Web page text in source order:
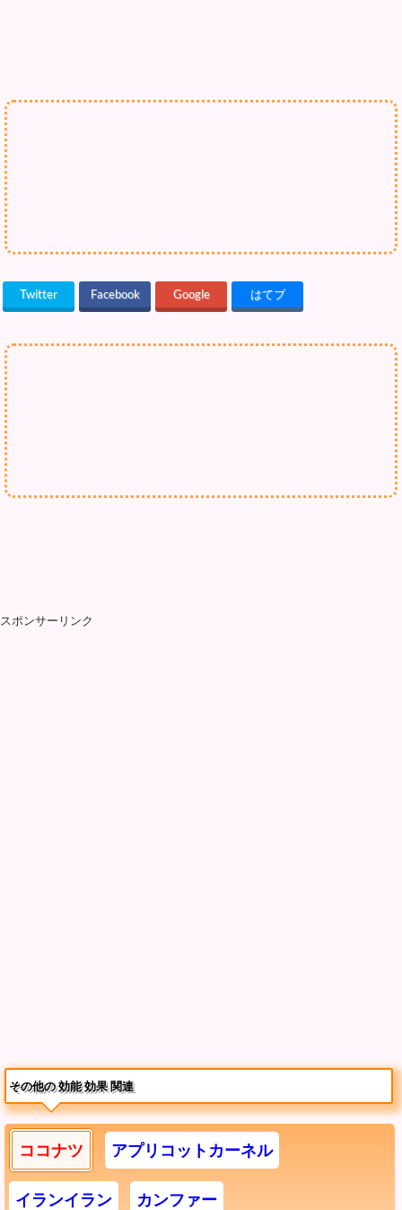
Twitter Facebook Google はてブ
スポンサーリンク
その他の 効能 効果 関連
ココナツ アプリコットカーネル
イランイラン カンファー